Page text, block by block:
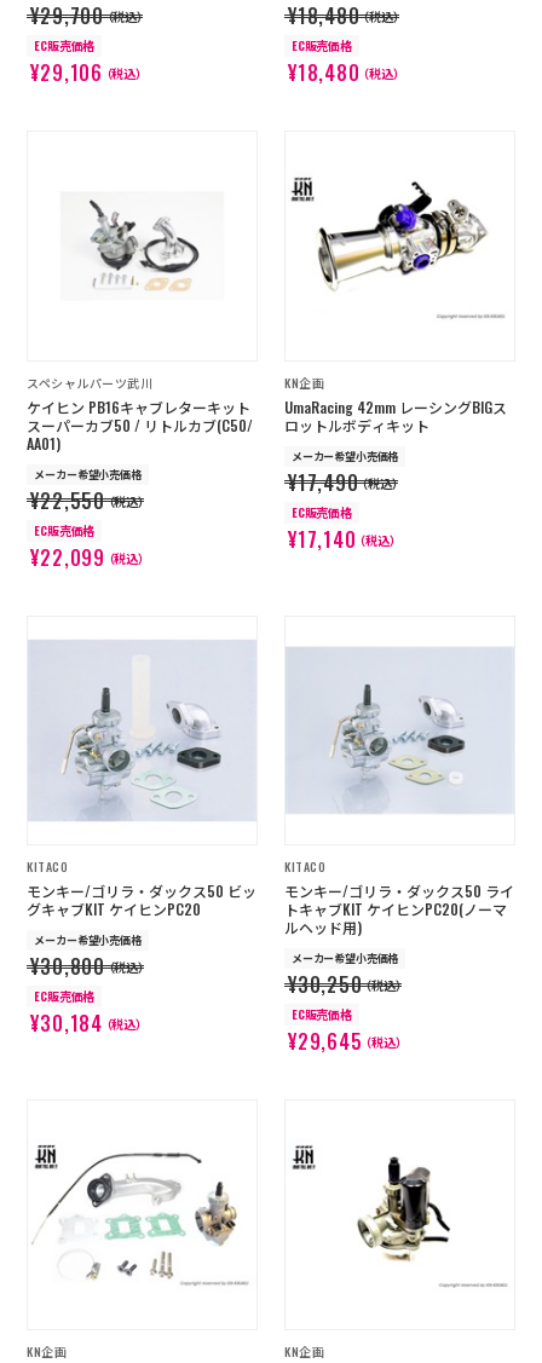
¥29,700（税込）
EC販売価格
¥29,106（税込）
¥18,480（税込）
EC販売価格
¥18,480（税込）
スペシャルパーツ武川
ケイヒン PB16キャブレターキット
スーパーカブ50 / リトルカブ(C50/
AA01)
メーカー希望小売価格
¥22,550（税込）
EC販売価格
¥22,099（税込）
KN企画
UmaRacing 42mm レーシングBIGス
ロットルボディキット
メーカー希望小売価格
¥17,490（税込）
EC販売価格
¥17,140（税込）
KITACO
モンキー/ゴリラ・ダックス50 ビッ
グキャブKIT ケイヒンPC20
メーカー希望小売価格
¥30,800（税込）
EC販売価格
¥30,184（税込）
KITACO
モンキー/ゴリラ・ダックス50 ライ
トキャブKIT ケイヒンPC20(ノーマ
ルヘッド用)
メーカー希望小売価格
¥30,250（税込）
EC販売価格
¥29,645（税込）
KN企画 KN企画